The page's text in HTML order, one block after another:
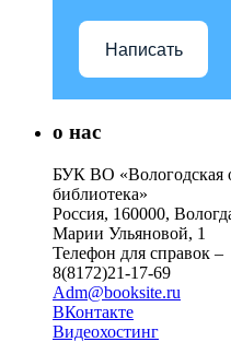
Написать
о нас
БУК ВО «Вологодская
библиотека»
Россия, 160000,
Марии Ульяновой, 1
Телефон для справок –
8(8172)21-17-69
Adm@booksite.ru
ВКонтакте
Видеохостинг